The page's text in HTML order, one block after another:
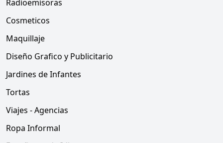
Radioemisoras
Cosmeticos
Maquillaje
Diseño Grafico y Publicitario
Jardines de Infantes
Tortas
Viajes - Agencias
Ropa Informal